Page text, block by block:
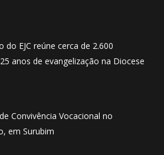
EJC reúne cerca de 2.600
anos de evangelização na Diocese
Convivência Vocacional no
em Surubim